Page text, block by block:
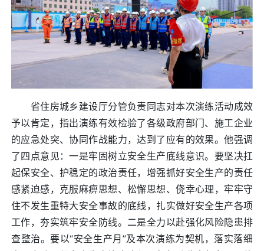
省住房城乡建设厅分管负责同志对本次演练活动成效
予以肯定，指出演练有效检验了各级政府部门、施工企业
的应急处突、协同作战能力，达到了应有的效果。他强调
了四点意见：一是牢固树立安全生产底线意识。要坚决扛
起保安全、护稳定的政治责任，增强抓好安全生产的责任
感紧迫感，克服麻痹思想、松懈思想、侥幸心理，牢牢守
住不发生重特大安全事故的底线，扎实做好安全生产各项
工作，夯实筑牢安全防线。二是全力以赴强化风险隐患排
查整治。要以“安全生产月”及本次演练为契机，落实落细